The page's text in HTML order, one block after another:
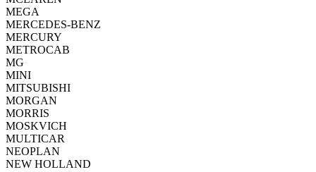
MEGA
MERCEDES-BENZ
MERCURY
METROCAB
MG
MINI
MITSUBISHI
MORGAN
MORRIS
MOSKVICH
MULTICAR
NEOPLAN
NEW HOLLAND